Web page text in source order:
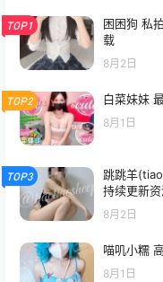
TOP1
困困狗 私
载
8月2日
TOP2 白菜妹妹
8月1日
TOP3
跳跳羊
持续更新
8月2日
喵叽小糯
8月1日